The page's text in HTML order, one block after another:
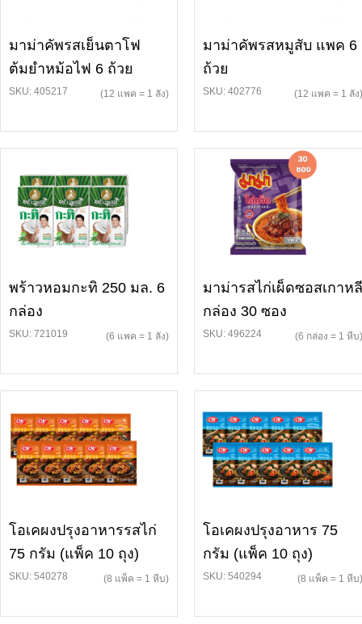
มาม่าคัพรสเย็นตาโฟ
ต้มยำหม้อไฟ 6 ถ้วย
SKU: 405217 (12 แพค = 1 ลัง)
มาม่าคัพรสหมูสับ แพค 6
ถ้วย
SKU: 402776 (12 แพค = 1 ลัง)
พร้าวหอมกะทิ 250 มล. 6
กล่อง
SKU: 721019 (6 แพค = 1 ลัง)
มาม่ารสไก่เผ็ดซอสเกาหลี
กล่อง 30 ซอง
SKU: 496224 (6 กล่อง = 1 หีบ)
โอเคผงปรุงอาหารรสไก่
75 กรัม (แพ็ค 10 ถุง)
SKU: 540278 (8 แพ็ค = 1 หีบ)
โอเคผงปรุงอาหาร 75
กรัม (แพ็ค 10 ถุง)
SKU: 540294 (8 แพ็ค = 1 หีบ)